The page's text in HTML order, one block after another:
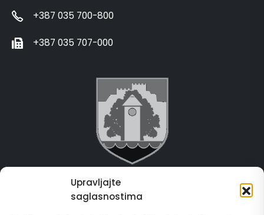
Upravljajte
saglasnostima
+387 035 700-800
+387 035 707-000
Grad Gračanica